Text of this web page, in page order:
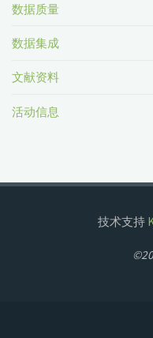
数据质量
数据集成
文献资料
活动信息
技术支持